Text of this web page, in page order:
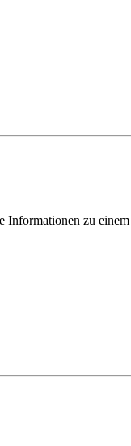
Informationen zu